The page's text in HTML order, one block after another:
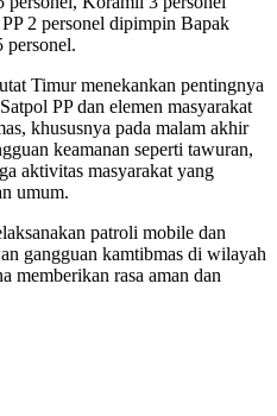
2 personel dipimpin Bapak
personel.
Timur menekankan pentingnya
PP dan elemen masyarakat
khususnya pada malam akhir
keamanan seperti tawuran,
aktivitas masyarakat yang
umum.
patroli mobile dan
gangguan kamtibmas di wilayah
memberikan rasa aman dan